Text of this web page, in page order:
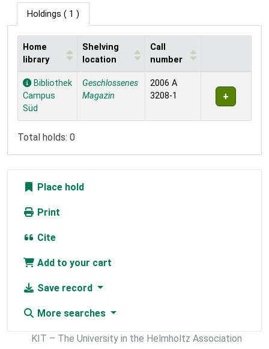
Holdings ( 1 )
Holdings
Home
library
Shelving
location
Call
number
Bibliothek
Campus
Süd
Geschlossenes
Magazin
2006 A
3208-1
Total holds: 0
Place hold
Print
Cite
Add to your cart
Save record
More searches
KIT – The University in the Helmholtz Association